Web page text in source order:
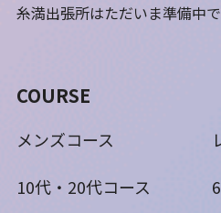
糸満出張所はただいま準備中
COURSE
メンズコース
10代・20代コース